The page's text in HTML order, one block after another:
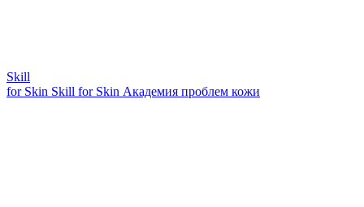
Skill
for Skin Skill for Skin Академия проблем кожи